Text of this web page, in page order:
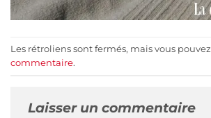
Les rétroliens sont fermés, mais vous pouvez
commentaire.
Laisser un commentaire